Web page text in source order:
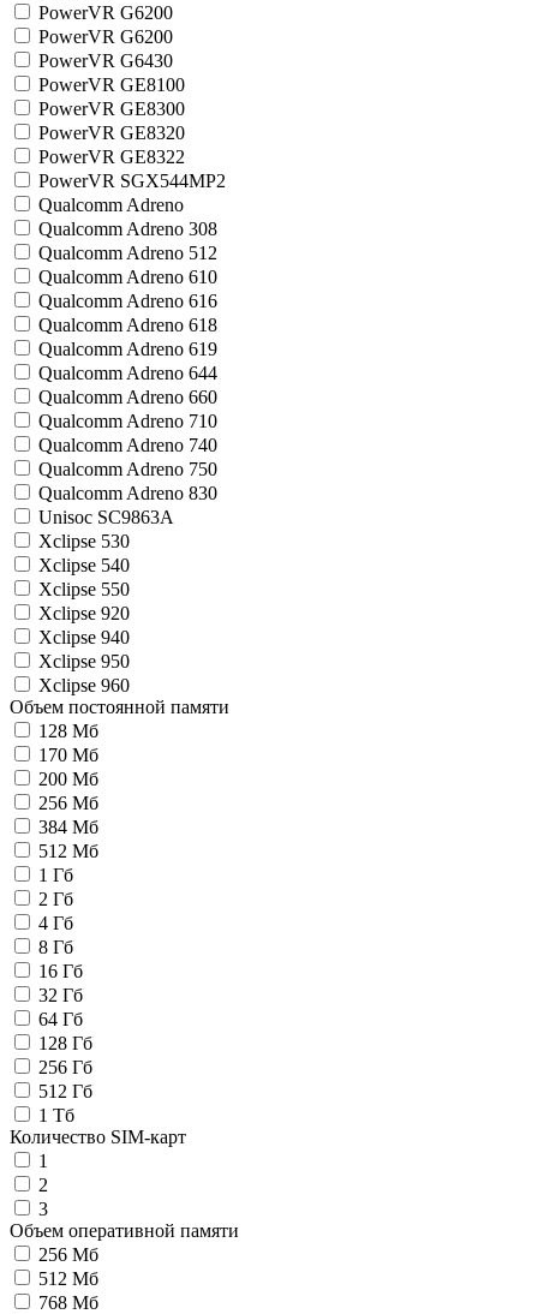
PowerVR G6200
PowerVR G6200
PowerVR G6430
PowerVR GE8100
PowerVR GE8300
PowerVR GE8320
PowerVR GE8322
PowerVR SGX544MP2
Qualcomm Adreno
Qualcomm Adreno 308
Qualcomm Adreno 512
Qualcomm Adreno 610
Qualcomm Adreno 616
Qualcomm Adreno 618
Qualcomm Adreno 619
Qualcomm Adreno 644
Qualcomm Adreno 660
Qualcomm Adreno 710
Qualcomm Adreno 740
Qualcomm Adreno 750
Qualcomm Adreno 830
Unisoc SC9863A
Xclipse 530
Xclipse 540
Xclipse 550
Xclipse 920
Xclipse 940
Xclipse 950
Xclipse 960
Объем постоянной памяти
128 Мб
170 Мб
200 Мб
256 Мб
384 Мб
512 Мб
1 Гб
2 Гб
4 Гб
8 Гб
16 Гб
32 Гб
64 Гб
128 Гб
256 Гб
512 Гб
1 Тб
Количество SIM-карт
1
2
3
Объем оперативной памяти
256 Мб
512 Мб
768 Мб